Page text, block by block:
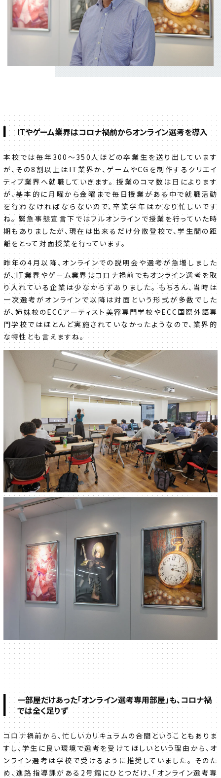
ITやゲーム業界はコロナ禍前からオンライン選考を導入
本校では毎年300～350人ほどの卒業生を送り出しています
が、その8割以上はIT業界か、ゲームやCGを制作するクリエイ
ティブ業界へ就職していきます。 授業のコマ数は日によります
が、基本的に月曜から金曜まで毎日授業がある中で就職活動
を行わなければならないので、卒業学年はかなり忙しいです
ね。 緊急事態宣言下ではフルオンラインで授業を行っていた時
期もありましたが、現在は出来るだけ分散登校で、学生間の距
離をとって対面授業を行っています。
昨年の4月以降、オンラインでの説明会や選考が急増しました
が、IT業界やゲーム業界はコロナ禍前でもオンライン選考を取
り入れている企業は少なからずありました。 もちろん、当時は
一次選考がオンラインで以降は対面という形式が多数でした
が、姉妹校のECCアーティスト美容専門学校やECC国際外語専
門学校ではほとんど実施されていなかったようなので、業界的
な特性とも言えますね。
一部屋だけあった「オンライン選考専用部屋」も、コロナ禍
では全く足りず
コロナ禍前から、忙しいカリキュラムの合間ということもありま
すし、学生に良い環境で選考を受けてほしいという理由から、オ
ンライン選考は学校で受けるように推奨していました。 そのた
め、進路指導課がある2号館にひとつだけ、「オンライン選考専